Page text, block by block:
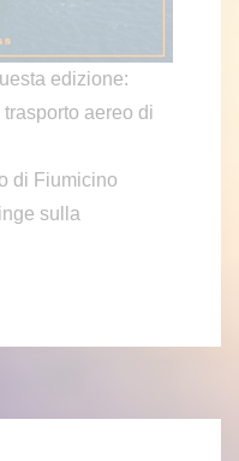
edizione:
aereo di
di Fiumicino
sulla